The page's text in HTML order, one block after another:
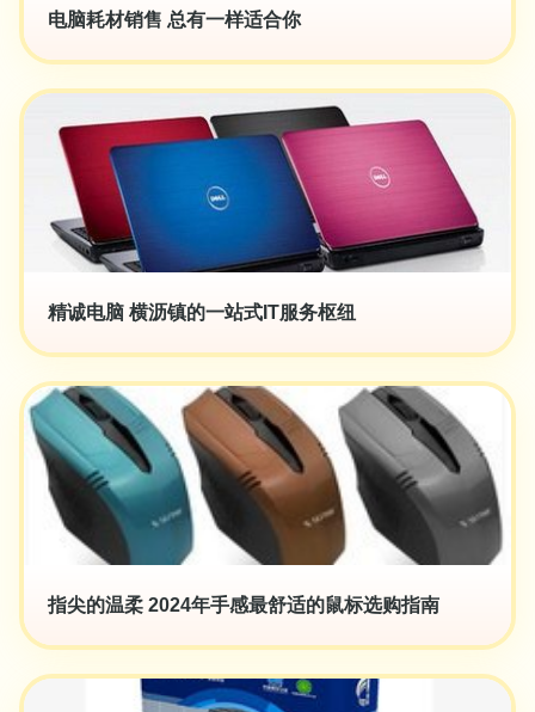
电脑耗材销售 总有一样适合你
精诚电脑 横沥镇的一站式IT服务枢纽
指尖的温柔 2024年手感最舒适的鼠标选购指南